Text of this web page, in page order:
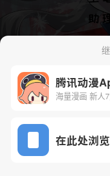
下一话
腾讯动漫
海量漫画 新人
在此处浏览